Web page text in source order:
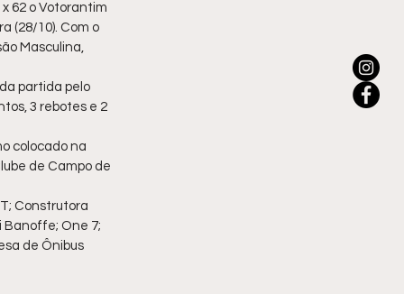
62 o Votorantim
(28/10). Com o
Masculina,
partida pelo
3 rebotes e 2
colocado na
de Campo de
Construtora
Banoffe; One 7;
de Ônibus